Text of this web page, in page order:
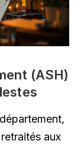
(ASH)
aux